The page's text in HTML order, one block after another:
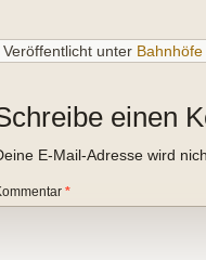
Veröffentlicht unter Bahnhöfe
einen
E-Mail-Adresse wird
*